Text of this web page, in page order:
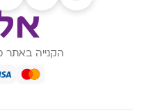
הקנייה באתר